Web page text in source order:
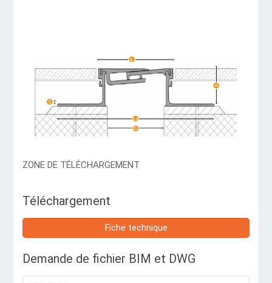
ZONE DE TÉLÉCHARGEMENT
Téléchargement
Fiche technique
Demande de fichier BIM et DWG